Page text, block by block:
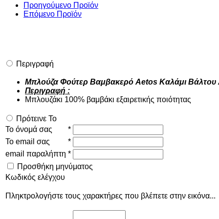
Προηγούμενο Προϊόν
Επόμενο Προϊόν
Περιγραφή
Μπλούζα Φούτερ Βαμβακερό Aetos Καλάμι Βάλτου
Περιγραφή :
Μπλουζάκι 100% βαμβάκι εξαιρετικής ποιότητας
Πρότεινε Το
Το όνομά σας
*
Το email σας
*
email παραλήπτη *
Προσθήκη μηνύματος
Κωδικός ελέγχου
Πληκτρολογήστε τους χαρακτήρες που βλέπετε στην εικόνα...